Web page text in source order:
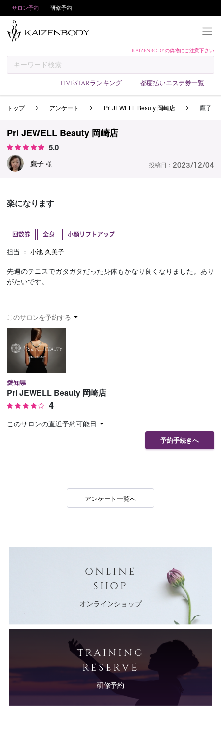
サロン予約 研修予約
KAIZENBODYの偽物にご注意下さい
FIVESTARランキング 都度払いエステ券一覧
予約方法
サロンランキング
技術者ランキング
予約確認
トップ アンケート Pri JEWELL Beauty 岡崎店 鷹子
Pri JEWELL Beauty 岡崎店
5.0
鷹子 様 投稿日： 2023/12/04
楽になります
回数券 全身 小顔リフトアップ
担当 ： 小池 久美子
先週のテニスでガタガタだった身体もかなり良くなりました。あり
がたいです。
このサロンを予約する
愛知県
Pri JEWELL Beauty 岡崎店
4
このサロンの直近予約可能日
予約手続きへ
アンケート一覧へ
ONLINE
SHOP
オンラインショップ
TRAINING
RESERVE
研修予約